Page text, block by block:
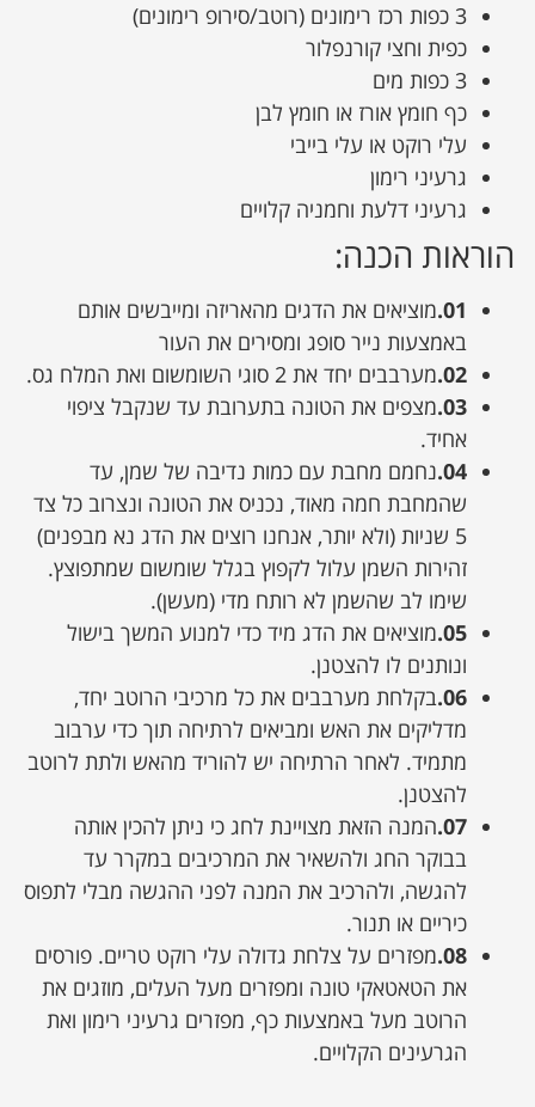
3 כפות רכז רימונים (רוטב/סירופ רימונים)
כפית וחצי קורנפלור
3 כפות מים
כף חומץ אורז או חומץ לבן
עלי רוקט או עלי בייבי
גרעיני רימון
גרעיני דלעת וחמניה קלויים
הוראות הכנה:
01. מוציאים את הדגים מהאריזה ומייבשים אותם
באמצעות נייר סופג ומסירים את העור
02. מערבבים יחד את 2 סוגי השומשום ואת המלח גס.
03. מצפים את הטונה בתערובת עד שנקבל ציפוי
אחיד.
04. נחמם מחבת עם כמות נדיבה של שמן, עד
שהמחבת חמה מאוד, נכניס את הטונה ונצרוב כל צד
5 שניות (ולא יותר, אנחנו רוצים את הדג נא מבפנים)
זהירות השמן עלול לקפוץ בגלל שומשום שמתפוצץ.
שימו לב שהשמן לא רותח מדי (מעשן).
05. מוציאים את הדג מיד כדי למנוע המשך בישול
ונותנים לו להצטנן.
06. בקלחת מערבבים את כל מרכיבי הרוטב יחד,
מדליקים את האש ומביאים לרתיחה תוך כדי ערבוב
מתמיד. לאחר הרתיחה יש להוריד מהאש ולתת לרוטב
להצטנן.
07. המנה הזאת מצויינת לחג כי ניתן להכין אותה
בבוקר החג ולהשאיר את המרכיבים במקרר עד
להגשה, ולהרכיב את המנה לפני ההגשה מבלי לתפוס
כיריים או תנור.
08. מפזרים על צלחת גדולה עלי רוקט טריים. פורסים
את הטאטאקי טונה ומפזרים מעל העלים, מוזגים את
הרוטב מעל באמצעות כף, מפזרים גרעיני רימון ואת
הגרעינים הקלויים.